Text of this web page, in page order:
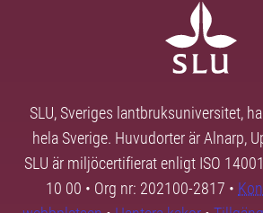
SLU, Sveriges lantbruksuniversitet,
hela Sverige. Huvudorter är Alnarp,
SLU är miljöcertifierat enligt ISO
10 00 • Org nr: 202100-2817 •